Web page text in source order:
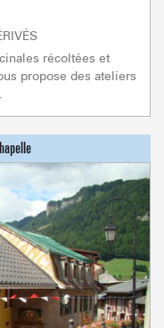
récoltées et
propose des ateliers